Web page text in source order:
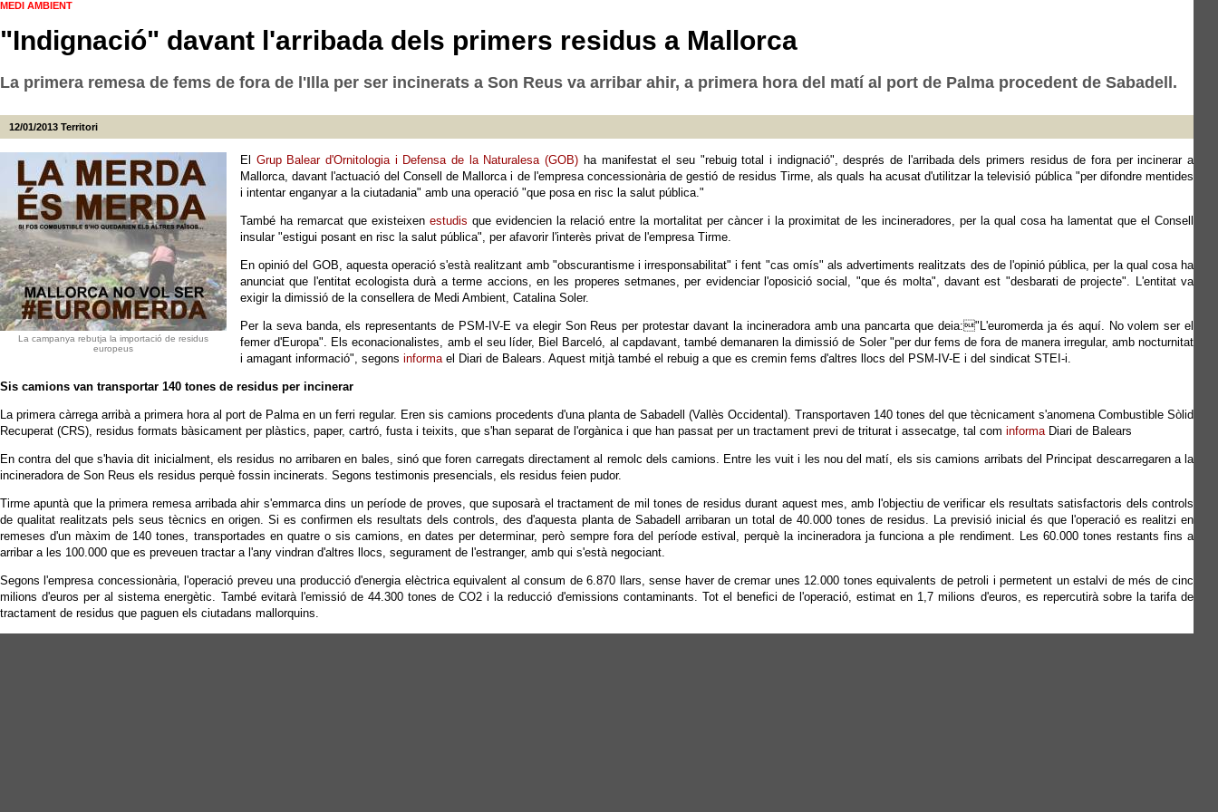
MEDI AMBIENT
"Indignació" davant l'arribada dels primers residus a Mallorca
La primera remesa de fems de fora de l'Illa per ser incinerats a Son Reus va arribar ahir, a primera hora del matí al port de Palma procedent de Sabadell.
12/01/2013 Territori
La campanya rebutja la importació de residus
europeus
El Grup Balear d'Ornitologia i Defensa de la Naturalesa (GOB) ha manifestat el seu "rebuig total i indignació", després de l'arribada dels primers residus de fora per incinerar a
Mallorca, davant l'actuació del Consell de Mallorca i de l'empresa concessionària de gestió de residus Tirme, als quals ha acusat d'utilitzar la televisió pública "per difondre mentides
i intentar enganyar a la ciutadania" amb una operació "que posa en risc la salut pública."
També ha remarcat que existeixenestudis que evidencien la relació entre la mortalitat per càncer i la proximitat de les incineradores, per la qual cosa ha lamentat que el Consell
insular "estigui posant en risc la salut pública", per afavorir l'interès privat de l'empresa Tirme.
En opinió del GOB, aquesta operació s'està realitzant amb "obscurantisme i irresponsabilitat" i fent "cas omís" als advertiments realitzats des de l'opinió pública, per la qual cosa ha
anunciat que l'entitat ecologista durà a terme accions, en les properes setmanes, per evidenciar l'oposició social, "que és molta", davant est "desbarati de projecte". L'entitat va
exigir la dimissió de la consellera de Medi Ambient, Catalina Soler.
Per la seva banda, els representants de PSM-IV-E va elegir Son Reus per protestar davant la incineradora amb una pancarta que deia:"L'euromerda ja és aquí. No volem ser el
femer d'Europa". Els econacionalistes, amb el seu líder, Biel Barceló, al capdavant, també demanaren la dimissió de Soler "per dur fems de fora de manera irregular, amb nocturnitat
i amagant informació", segons informael Diari de Balears. Aquest mitjà també el rebuig a que es cremin fems d'altres llocs del PSM-IV-E i del sindicat STEI-i.
Sis camions van transportar 140 tones de residus per incinerar
La primera càrrega arribà a primera hora al port de Palma en un ferri regular. Eren sis camions procedents d'una planta de Sabadell (Vallès Occidental). Transportaven 140 tones del que tècnicament s'anomena Combustible Sòlid
Recuperat (CRS), residus formats bàsicament per plàstics, paper, cartró, fusta i teixits, que s'han separat de l'orgànica i que han passat per un tractament previ de triturat i assecatge, tal com informaDiari de Balears
En contra del que s'havia dit inicialment, els residus no arribaren en bales, sinó que foren carregats directament al remolc dels camions. Entre les vuit i les nou del matí, els sis camions arribats del Principat descarregaren a la
incineradora de Son Reus els residus perquè fossin incinerats. Segons testimonis presencials, els residus feien pudor.
Tirme apuntà que la primera remesa arribada ahir s'emmarca dins un període de proves, que suposarà el tractament de mil tones de residus durant aquest mes, amb l'objectiu de verificar els resultats satisfactoris dels controls
de qualitat realitzats pels seus tècnics en origen. Si es confirmen els resultats dels controls, des d'aquesta planta de Sabadell arribaran un total de 40.000 tones de residus. La previsió inicial és que l'operació es realitzi en
remeses d'un màxim de 140 tones, transportades en quatre o sis camions, en dates per determinar, però sempre fora del període estival, perquè la incineradora ja funciona a ple rendiment. Les 60.000 tones restants fins a
arribar a les 100.000 que es preveuen tractar a l'any vindran d'altres llocs, segurament de l'estranger, amb qui s'està negociant.
Segons l'empresa concessionària, l'operació preveu una producció d'energia elèctrica equivalent al consum de 6.870 llars, sense haver de cremar unes 12.000 tones equivalents de petroli i permetent un estalvi de més de cinc
milions d'euros per al sistema energètic. També evitarà l'emissió de 44.300 tones de CO2 i la reducció d'emissions contaminants. Tot el benefici de l'operació, estimat en 1,7 milions d'euros, es repercutirà sobre la tarifa de
tractament de residus que paguen els ciutadans mallorquins.